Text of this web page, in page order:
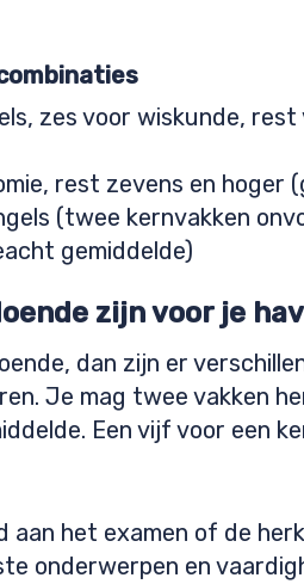
zes voor wiskunde,
rest zevens en hoger
(twee kernvakken
gemiddelde)
zijn voor je
dan zijn er
Je mag twee vakken
Een vijf voor een
het examen of de
onderwerpen en